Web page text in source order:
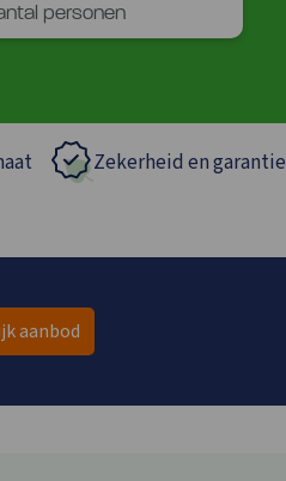
Zekerheid en garantie
aanbod